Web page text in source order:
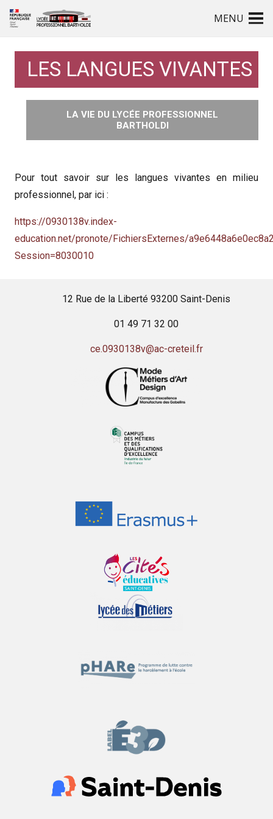
MENU
LES LANGUES VIVANTES
LA VIE DU LYCÉE PROFESSIONNEL
BARTHOLDI
Pour tout savoir sur les langues vivantes en milieu
professionnel, par ici :
https://0930138v.index-
education.net/pronote/FichiersExternes/
Session=8030010
12 Rue de la Liberté 93200 Saint-Denis
01 49 71 32 00
ce.0930138v@ac-creteil.fr